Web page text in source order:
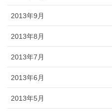
2013年9月
2013年8月
2013年7月
2013年6月
2013年5月